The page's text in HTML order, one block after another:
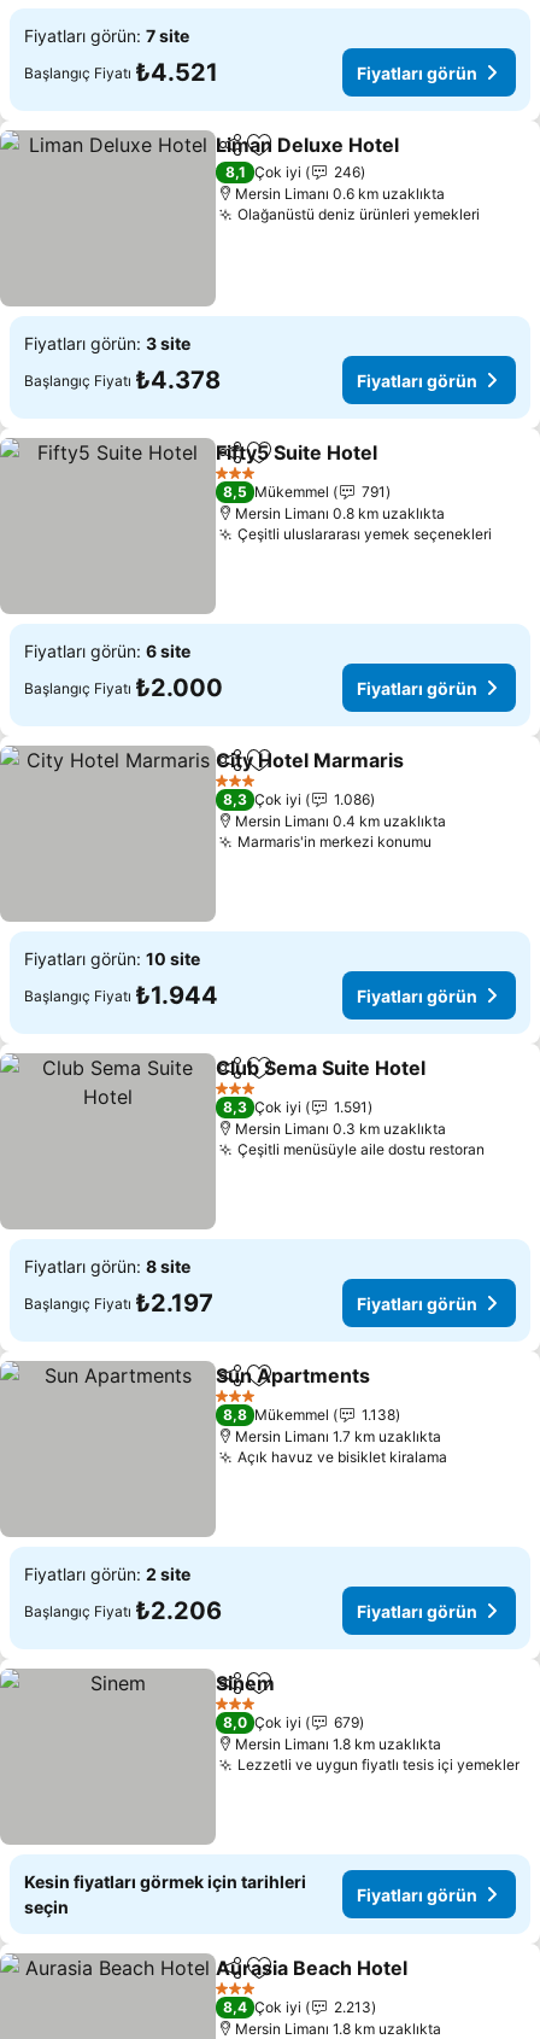
Fiyatları görün: 7 site
Başlangıç Fiyatı ₺4.521 Fiyatları görün
PaylaşFavorilerime ekle
Liman Deluxe Hotel
8,1 Çok iyi
246
Mersin Limanı 0.6 km uzaklıkta
Olağanüstü deniz ürünleri yemekleri
Fiyatları görün: 3 site
Başlangıç Fiyatı ₺4.378 Fiyatları görün
PaylaşFavorilerime ekle
Fifty5 Suite Hotel
3 Yıldız
8,5 Mükemmel
791
Mersin Limanı 0.8 km uzaklıkta
Çeşitli uluslararası yemek seçenekleri
Fiyatları görün: 6 site
Başlangıç Fiyatı ₺2.000 Fiyatları görün
PaylaşFavorilerime ekle
City Hotel Marmaris
3 Yıldız
8,3 Çok iyi
1.086
Mersin Limanı 0.4 km uzaklıkta
Marmaris'in merkezi konumu
Fiyatları görün: 10 site
Başlangıç Fiyatı ₺1.944 Fiyatları görün
PaylaşFavorilerime ekle
Club Sema Suite Hotel
3 Yıldız
8,3 Çok iyi
1.591
Mersin Limanı 0.3 km uzaklıkta
Çeşitli menüsüyle aile dostu restoran
Fiyatları görün: 8 site
Başlangıç Fiyatı ₺2.197 Fiyatları görün
PaylaşFavorilerime ekle
Sun Apartments
3 Yıldız
8,8 Mükemmel
1.138
Mersin Limanı 1.7 km uzaklıkta
Açık havuz ve bisiklet kiralama
Fiyatları görün: 2 site
Başlangıç Fiyatı ₺2.206 Fiyatları görün
PaylaşFavorilerime ekle
Sinem
3 Yıldız
8,0 Çok iyi
679
Mersin Limanı 1.8 km uzaklıkta
Lezzetli ve uygun fiyatlı tesis içi yemekler
Kesin fiyatları görmek için tarihleri
seçin
Fiyatları görün
PaylaşFavorilerime ekle
Aurasia Beach Hotel
3 Yıldız
8,4 Çok iyi
2.213
Mersin Limanı 1.8 km uzaklıkta